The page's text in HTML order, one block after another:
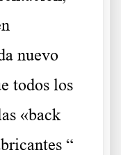
nuevo
todos los
«back
“